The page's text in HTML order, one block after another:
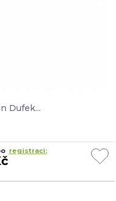
Dufek...
registraci: